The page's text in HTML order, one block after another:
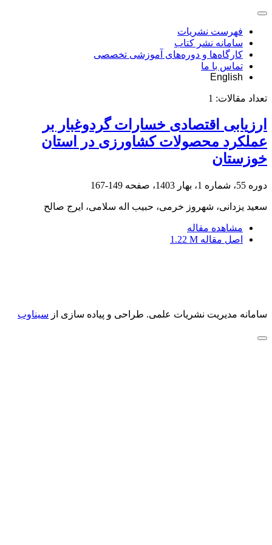
فهرست نشریات
سامانه نشر کتاب
کارگاه‌ها و دوره‌های آموزشی تخصصی
تماس با ما
English
تعداد مقالات: 1
ارزیابی اقتصادی خسارات گردوغبار بر
عملکرد محصولات کشاورزی در استان
خوزستان
دوره 55، شماره 1، بهار 1403، صفحه 149-167
سعید یزدانی، شهروز خرمی، حبیب اله سلامی، ایرج صالح
مشاهده مقاله
اصل مقاله 1.22 M
سامانه مدیریت نشریات علمی. طراحی و پیاده سازی از سیناوب